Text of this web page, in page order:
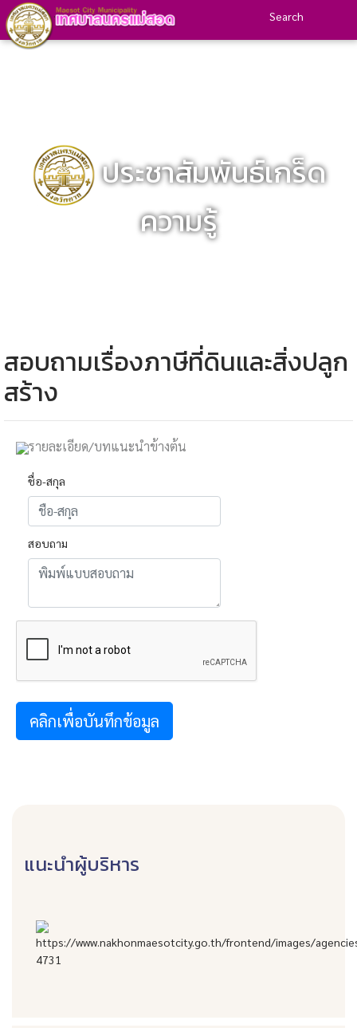
Search
ประชาสัมพันธ์เกร็ด
ความรู้
สอบถามเรื่องภาษีที่ดินและสิ่งปลูก
สร้าง
รายละเอียด/บทแนะนำข้างต้น
ชื่อ-สกุล
สอบถาม
คลิกเพื่อบันทึกข้อมูล
แนะนำผู้บริหาร